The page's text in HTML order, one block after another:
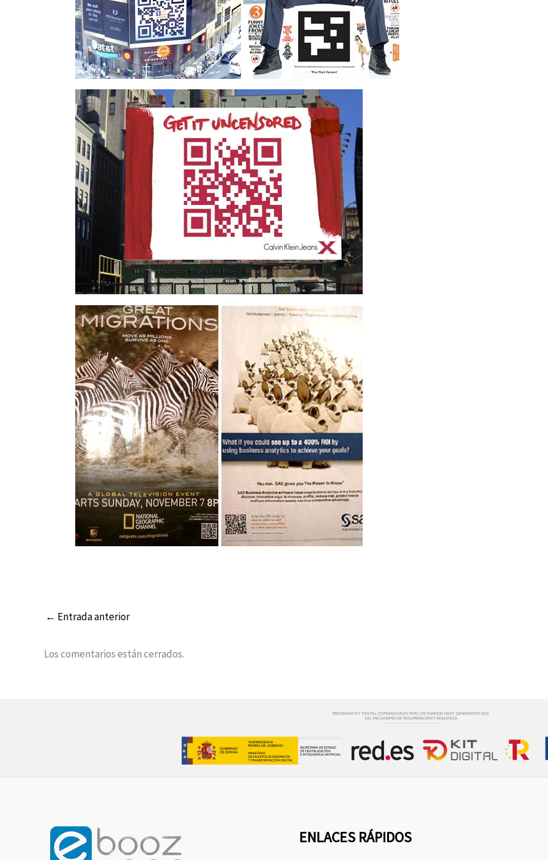
← Entrada anterior
Los comentarios están cerrados.
ENLACES RÁPIDOS